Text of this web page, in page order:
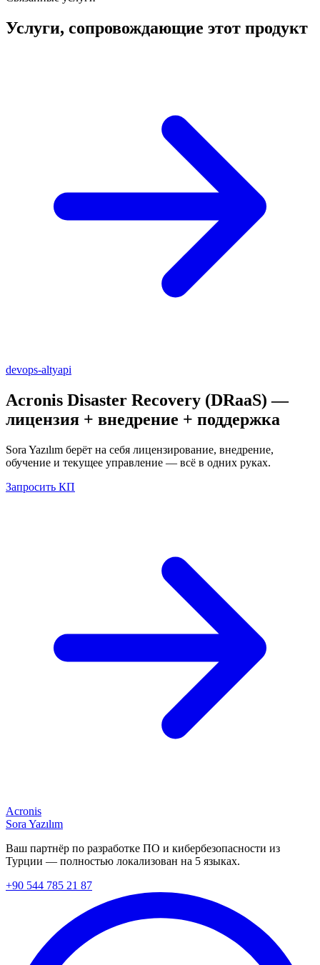
Услуги, сопровождающие этот продукт
devops-altyapi
Acronis Disaster Recovery (DRaaS) —
лицензия + внедрение + поддержка
Sora Yazılım берёт на себя лицензирование, внедрение,
обучение и текущее управление — всё в одних руках.
Запросить КП
Acronis
Sora Yazılım
Ваш партнёр по разработке ПО и кибербезопасности из
Турции — полностью локализован на 5 языках.
+90 544 785 21 87